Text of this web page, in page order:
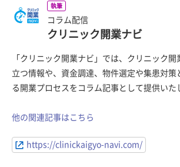
執筆
コラム配信
クリニック開業ナビ
「クリニック開業ナビ」では、クリニック
立つ情報や、資金調達、物件選定や集患対策
る開業プロセスをコラム記事として提供いた
他の関連記事はこちら
https://clinickaigyo-navi.com/